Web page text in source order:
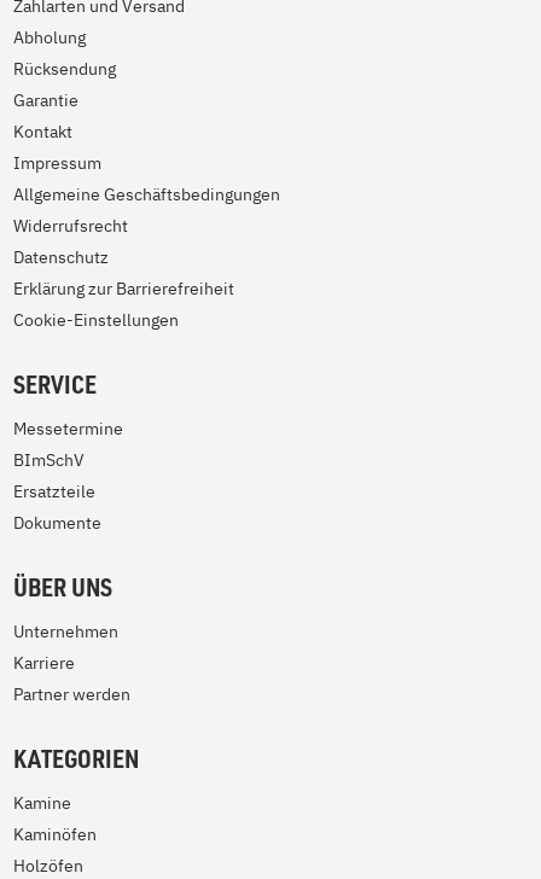
Zahlarten und Versand
Abholung
Rücksendung
Garantie
Kontakt
Impressum
Allgemeine Geschäftsbedingungen
Widerrufsrecht
Datenschutz
Erklärung zur Barrierefreiheit
Cookie-Einstellungen
SERVICE
Messetermine
BImSchV
Ersatzteile
Dokumente
ÜBER UNS
Unternehmen
Karriere
Partner werden
KATEGORIEN
Kamine
Kaminöfen
Holzöfen